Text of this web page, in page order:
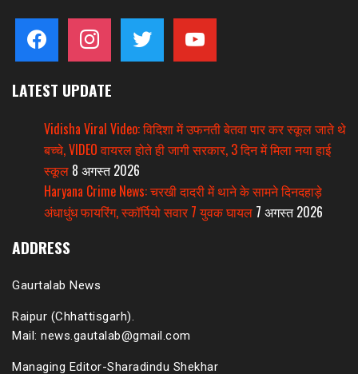
facebook instagram twitter youtube
LATEST UPDATE
Vidisha Viral Video: विदिशा में उफनती बेतवा पार कर स्कूल जाते थे
बच्चे, VIDEO वायरल होते ही जागी सरकार, 3 दिन में मिला नया हाई
स्कूल 8 अगस्त 2026
Haryana Crime News: चरखी दादरी में थाने के सामने दिनदहाड़े
अंधाधुंध फायरिंग, स्कॉर्पियो सवार 7 युवक घायल 7 अगस्त 2026
ADDRESS
Gaurtalab News
Raipur (Chhattisgarh).
Mail: news.gautalab@gmail.com
Managing Editor-Sharadindu Shekhar